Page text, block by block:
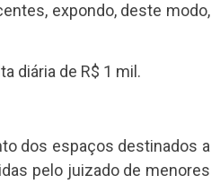
expondo, deste modo,
diária de R$ 1 mil.
dos espaços destinados a
pelo juizado de menores